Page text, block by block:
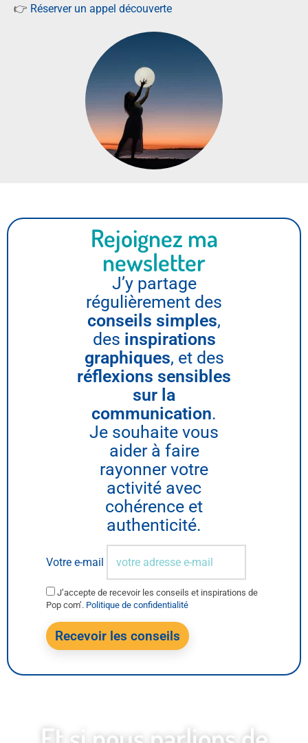
👉 Réserver un appel découverte
Rejoignez ma
newsletter
J’y partage
régulièrement des
conseils simples,
des inspirations
graphiques, et des
réflexions sensibles
sur la
communication.
Je souhaite vous
aider à faire
rayonner votre
activité avec
cohérence et
authenticité.
Votre e-mail
J’accepte de recevoir les conseils et inspirations de
Pop com’. Politique de confidentialité